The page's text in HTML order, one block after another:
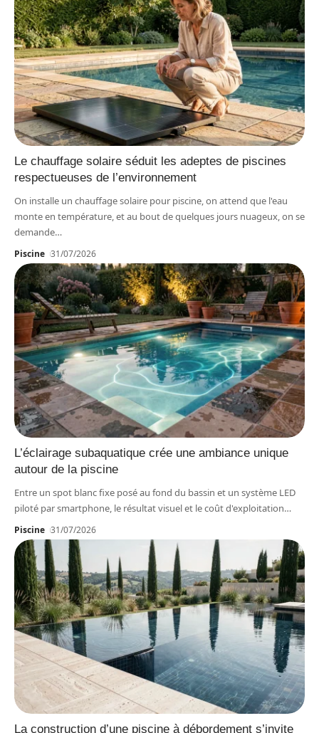
Le chauffage solaire séduit les adeptes de piscines
respectueuses de l’environnement
On installe un chauffage solaire pour piscine, on attend que l'eau
monte en température, et au bout de quelques jours nuageux, on se
demande…
Piscine 31/07/2026
L’éclairage subaquatique crée une ambiance unique
autour de la piscine
Entre un spot blanc fixe posé au fond du bassin et un système LED
piloté par smartphone, le résultat visuel et le coût d'exploitation…
Piscine 31/07/2026
La construction d’une piscine à débordement s’invite